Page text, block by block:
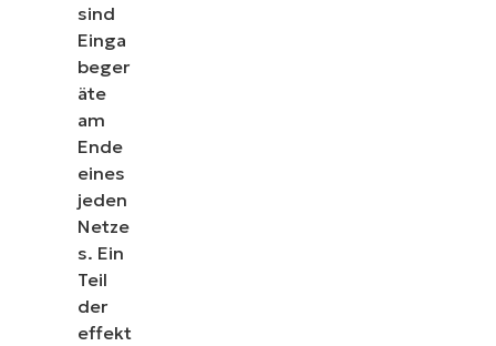
sind
Einga
beger
äte
am
Ende
eines
jeden
Netze
s. Ein
Teil
der
effekt